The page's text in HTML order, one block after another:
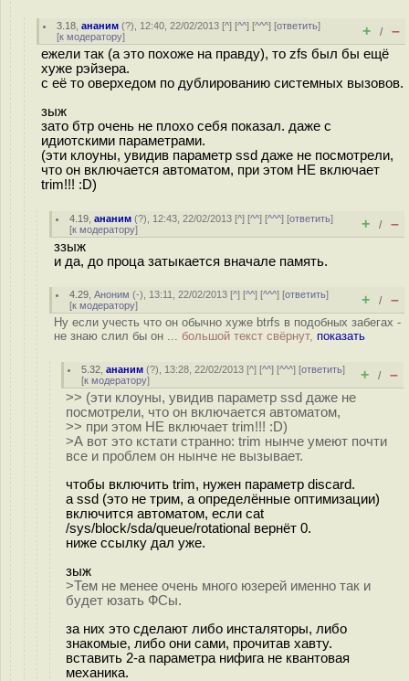
3.18 ,ананим (?), 12:40, 22/02/2013 [^] [^^] [^^^] [ответить]
[к модератору] + / –
ежели так (а это похоже на правду), то zfs был бы ещё
хуже рэйзера.
с её то оверхедом по дублированию системных вызовов.
зыж
зато бтр очень не плохо себя показал. даже с
идиотскими параметрами.
(эти клоуны, увидив параметр ssd даже не посмотрели,
что он включается автоматом, при этом НЕ включает
trim!!! :D)
4.19 ,ананим (?), 12:43, 22/02/2013 [^] [^^] [^^^] [ответить]
[к модератору] + / –
ззыж
и да, до проца затыкается вначале память.
4.29 ,Аноним (-), 13:11, 22/02/2013 [^] [^^] [^^^] [ответить]
[к модератору] + / –
Ну если учесть что он обычно хуже btrfs в подобных забегах -
не знаю слил бы он ... большой текст свёрнут, показать
5.32 ,ананим (?), 13:28, 22/02/2013 [^] [^^] [^^^] [ответить]
[к модератору] + / –
>> (эти клоуны, увидив параметр ssd даже не
посмотрели, что он включается автоматом,
>> при этом НЕ включает trim!!! :D)
>А вот это кстати странно: trim нынче умеют почти
все и проблем он нынче не вызывает.
чтобы включить trim, нужен параметр discard.
а ssd (это не трим, а определённые оптимизации)
включится автоматом, если cat
/sys/block/sda/queue/rotational вернёт 0.
ниже ссылку дал уже.
зыж
>Тем не менее очень много юзерей именно так и
будет юзать ФСы.
за них это сделают либо инсталяторы, либо
знакомые, либо они сами, прочитав хавту.
вставить 2-а параметра нифига не квантовая
механика.